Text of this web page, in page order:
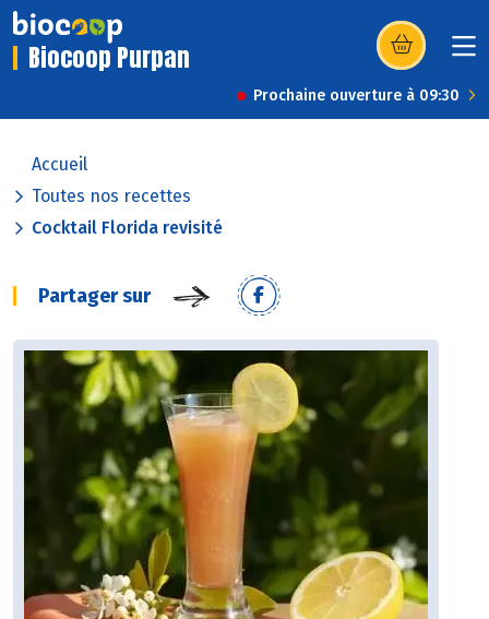
Biocoop Purpan (s’ouvre dans
Prochaine ouverture à 09:30
Accueil
Toutes nos recettes
Cocktail Florida revisité
Partager sur